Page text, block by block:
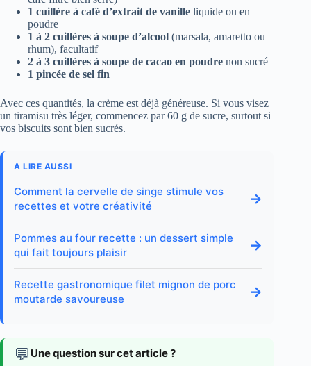
1 cuillère à café d’extrait de vanille liquide ou en
poudre
1 à 2 cuillères à soupe d’alcool (marsala, amaretto ou
rhum), facultatif
2 à 3 cuillères à soupe de cacao en poudre non sucré
1 pincée de sel fin
Avec ces quantités, la crème est déjà généreuse. Si vous visez
un tiramisu très léger, commencez par 60 g de sucre, surtout si
vos biscuits sont bien sucrés.
A LIRE AUSSI
Comment la cervelle de singe stimule vos
recettes et votre créativité
→
Pommes au four recette : un dessert simple
qui fait toujours plaisir
→
Recette gastronomique filet mignon de porc
moutarde savoureuse
→
💬 Une question sur cet article ?